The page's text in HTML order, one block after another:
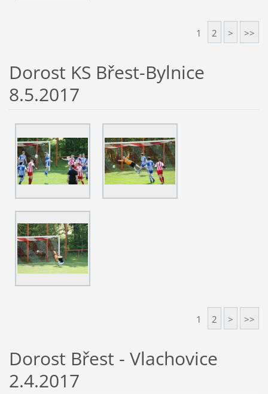
1 2 > >>
Dorost KS Břest-Bylnice
8.5.2017
1 2 > >>
Dorost Břest - Vlachovice
2.4.2017